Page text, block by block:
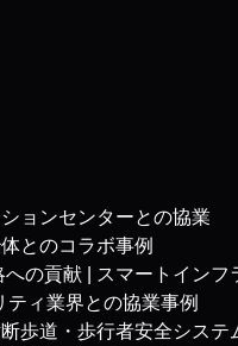
ョンセンターとの協業
とのコラボ事例
の貢献 | スマートインフ
ィ業界との協業事例
歩道・歩行者安全システ